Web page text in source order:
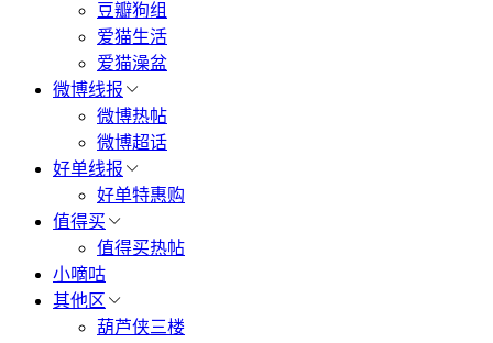
豆瓣狗组
爱猫生活
爱猫澡盆
微博线报
微博热帖
微博超话
好单线报
好单特惠购
值得买
值得买热帖
小嘀咕
其他区
葫芦侠三楼